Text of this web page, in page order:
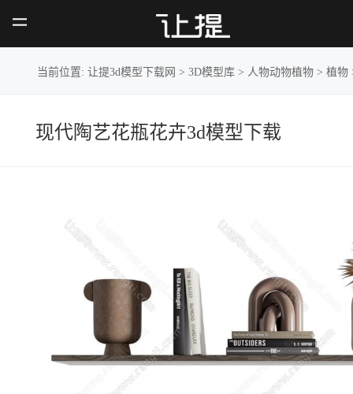
当前位置:让提3d模型下载网 >3D模型库 > 人物动物植物 >植物
现代陶艺花瓶花卉3d模型下载